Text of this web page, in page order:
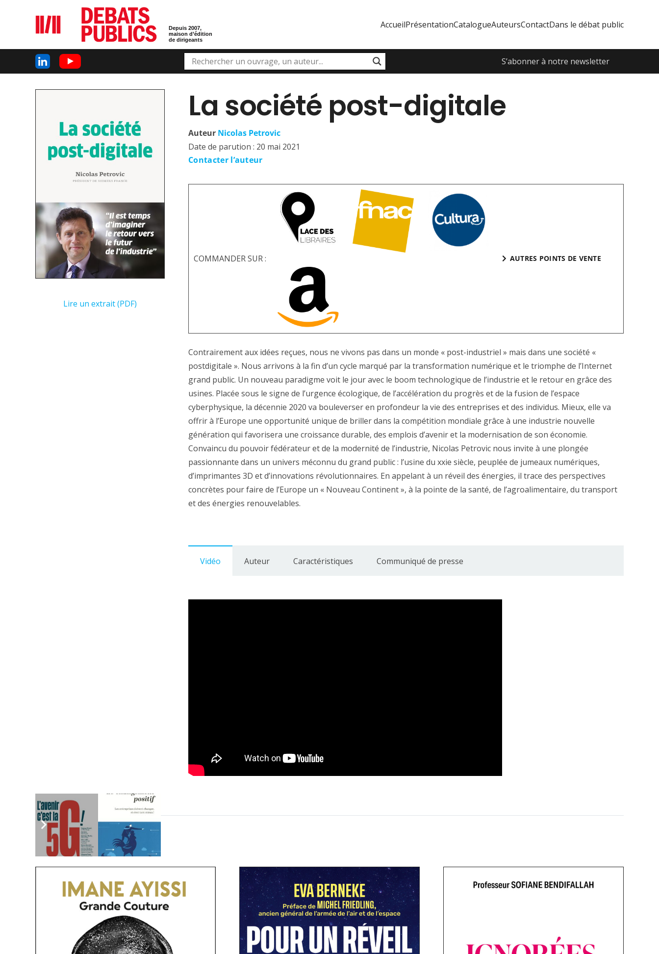
Depuis 2007,
maison d’édition
de dirigeants
AccueilPrésentationCatalogueAuteursContactDans le débat public
S’abonner à notre newsletter
Lire un extrait (PDF)
La société post-digitale
Auteur Nicolas Petrovic
Date de parution : 20 mai 2021
Contacter l’auteur
COMMANDER SUR : AUTRES POINTS DE VENTE
Contrairement aux idées reçues, nous ne vivons pas dans un monde « post-industriel » mais dans une société «
postdigitale ». Nous arrivons à la fin d’un cycle marqué par la transformation numérique et le triomphe de l’Internet
grand public. Un nouveau paradigme voit le jour avec le boom technologique de l’industrie et le retour en grâce des
usines. Placée sous le signe de l’urgence écologique, de l’accélération du progrès et de la fusion de l’espace
cyberphysique, la décennie 2020 va bouleverser en profondeur la vie des entreprises et des individus. Mieux, elle va
offrir à l’Europe une opportunité unique de briller dans la compétition mondiale grâce à une industrie nouvelle
génération qui favorisera une croissance durable, des emplois d’avenir et la modernisation de son économie.
Convaincu du pouvoir fédérateur et de la modernité de l’industrie, Nicolas Petrovic nous invite à une plongée
passionnante dans un univers méconnu du grand public : l’usine du xxie siècle, peuplée de jumeaux numériques,
d’imprimantes 3D et d’innovations révolutionnaires. En appelant à un réveil des énergies, il trace des perspectives
concrètes pour faire de l’Europe un « Nouveau Continent », à la pointe de la santé, de l’agroalimentaire, du transport
et des énergies renouvelables.
Vidéo Auteur Caractéristiques Communiqué de presse
Vous aimerez aussi